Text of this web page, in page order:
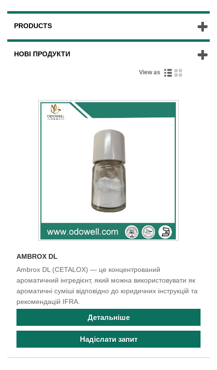
PRODUCTS
НОВІ ПРОДУКТИ
View as
AMBROX DL
Ambrox DL (CETALOX) — це концентрований
ароматичний інгредієнт, який можна використовувати як
ароматичні суміші відповідно до юридичних інструкцій та
рекомендацій IFRA.
Детальніше
Надіслати запит